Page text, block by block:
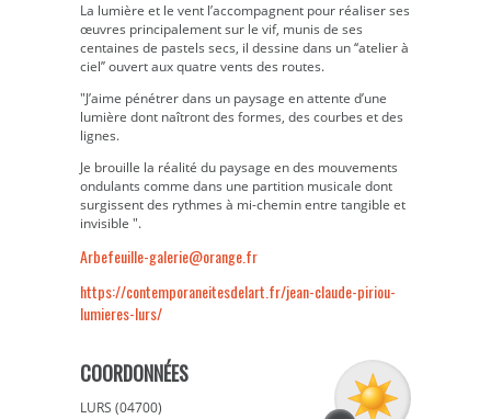
La lumière et le vent l’accompagnent pour réaliser ses
œuvres principalement sur le vif, munis de ses
centaines de pastels secs, il dessine dans un ‘‘atelier à
ciel’’ ouvert aux quatre vents des routes.
"J’aime pénétrer dans un paysage en attente d’une
lumière dont naîtront des formes, des courbes et des
lignes.
Je brouille la réalité du paysage en des mouvements
ondulants comme dans une partition musicale dont
surgissent des rythmes à mi-chemin entre tangible et
invisible ".
Arbefeuille-galerie@orange.fr
https://contemporaneitesdelart.fr/jean-claude-piriou-
lumieres-lurs/
COORDONNÉES
LURS (04700)